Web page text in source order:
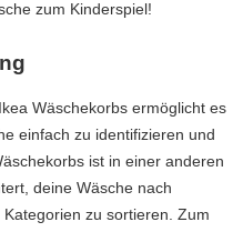
zum Kinderspiel!
Wäschekorbs ermöglicht es
einfach zu identifizieren und
ist in einer anderen
deine Wäsche nach
zu sortieren. Zum